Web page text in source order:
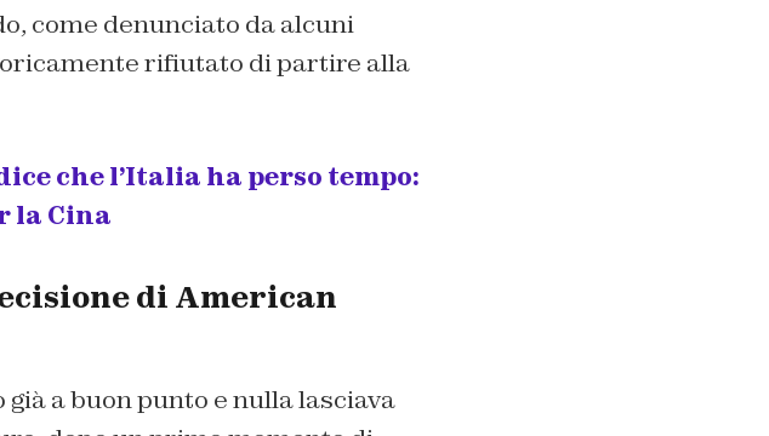
come denunciato da alcuni
rifiutato di partire alla
che l’Italia ha perso tempo:
la Cina
di American
a buon punto e nulla lasciava